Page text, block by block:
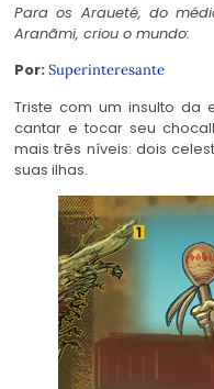
Para os Araueté, do
Aranãmi, criou o mundo:
Por: Superinteresante
Triste com um insulto da
cantar e tocar seu
mais três níveis: dois
suas ilhas.